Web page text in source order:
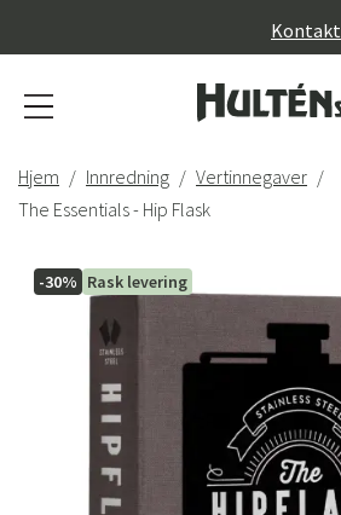
Kontakt
Hjem Innredning
Vertinnegaver
The Essentials - Hip Flask
-30% Rask levering